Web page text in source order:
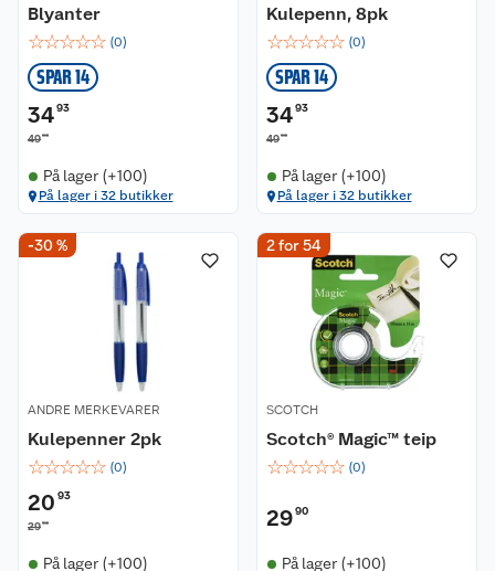
Blyanter
☆☆☆☆☆ (0)
SPAR 14
3493
4990
På lager (+100)
På lager i 32 butikker
Kulepenn, 8pk
☆☆☆☆☆ (0)
SPAR 14
3493
4990
På lager (+100)
På lager i 32 butikker
-30 %
ANDRE MERKEVARER
Kulepenner 2pk
☆☆☆☆☆ (0)
20 93
2990
På lager (+100)
2 for 54
SCOTCH
Scotch® Magic™ teip
☆☆☆☆☆ (0)
2990
På lager (+100)